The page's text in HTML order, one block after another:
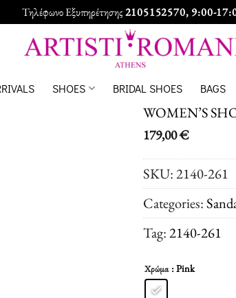
Τηλέφωνο Εξυπηρέτησης2105152570, 9:00-
SHOES BRIDAL SHOES BAGS
WOMEN’S
179,00€
SKU:2140-261
Categories:
Tag:2140-261
Χρώμα : Pink